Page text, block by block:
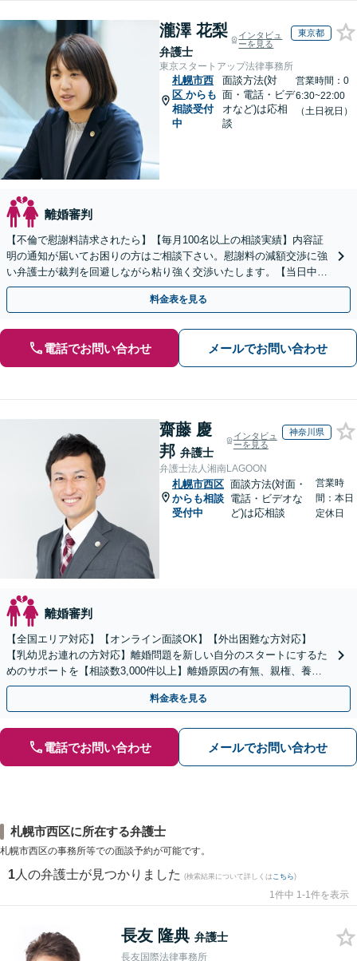
瀧澤 花梨
弁護士
インタビュ
ーを見る
東京都
東京スタートアップ法律事務所
札幌市西
区 からも
相談受付
中
面談方法(対
面・電話・ビデ
オなど)は応相
談
営業時間：0
6:30~22:00
（土日祝日）
離婚審判
【不倫で慰謝料請求されたら】【毎月100名以上の相談実績】内容証
明の通知が届いてお困りの方はご相談下さい。慰謝料の減額交渉に強
い弁護士が裁判を回避しながら粘り強く交渉いたします。【当日中の
相談可(予約制)】【全国対応】
料金表を見る
電話でお問い合わせ メールでお問い合わせ
齋藤 慶
邦 弁護士
インタビュ
ーを見る
神奈川県
弁護士法人湘南LAGOON
札幌市西区
からも相談
受付中
面談方法(対面・
電話・ビデオな
ど)は応相談
営業時
間：本日
定休日
離婚審判
【全国エリア対応】【オンライン面談OK】【外出困難な方対応】
【乳幼児お連れの方対応】離婚問題を新しい自分のスタートにするた
めのサポートを【相談数3,000件以上】離婚原因の有無、親権、養育
費、財産分与、慰謝料請求【夜間・休日相談可】
料金表を見る
電話でお問い合わせ メールでお問い合わせ
札幌市西区に所在する弁護士
札幌市西区の事務所等での面談予約が可能です。
1 人の弁護士が見つかりました (検索結果について詳しくは こちら)
1件中 1-1件を表示
長友 隆典 弁護士
長友国際法律事務所